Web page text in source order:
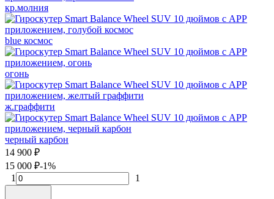
кр.молния
blue космос
огонь
ж.граффити
черный карбон
14 900 ₽
15 000 ₽-1%
1
1